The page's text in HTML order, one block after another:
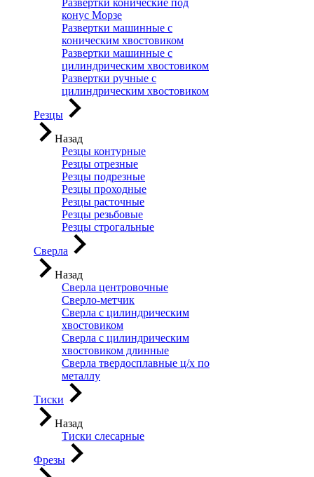
Развертки конические под
конус Морзе
Развертки машинные с
коническим хвостовиком
Развертки машинные с
цилиндрическим хвостовиком
Развертки ручные с
цилиндрическим хвостовиком
Резцы
Назад
Резцы контурные
Резцы отрезные
Резцы подрезные
Резцы проходные
Резцы расточные
Резцы резьбовые
Резцы строгальные
Сверла
Назад
Сверла центровочные
Сверло-метчик
Сверла с цилиндрическим
хвостовиком
Сверла с цилиндрическим
хвостовиком длинные
Сверла твердосплавные ц/х по
металлу
Тиски
Назад
Тиски слесарные
Фрезы